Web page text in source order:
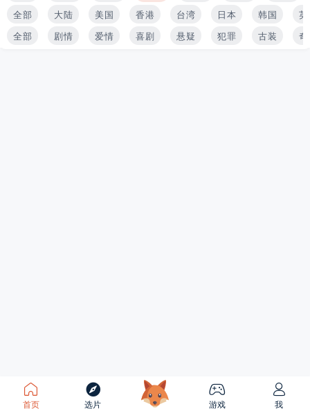
全部
大陆 美国 香港 台湾 日本 韩国
全部
剧情 爱情 喜剧 悬疑 犯罪 古装
首页 选片 游戏 我